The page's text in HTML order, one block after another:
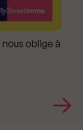
oblige à